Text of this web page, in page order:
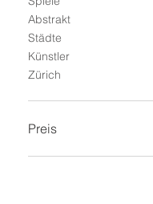
Abstrakt
Städte
Künstler
Zürich
Preis